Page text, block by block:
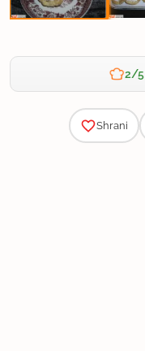
2/5
Shrani